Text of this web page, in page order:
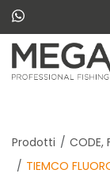
Prodotti CODE,
TIEMCO